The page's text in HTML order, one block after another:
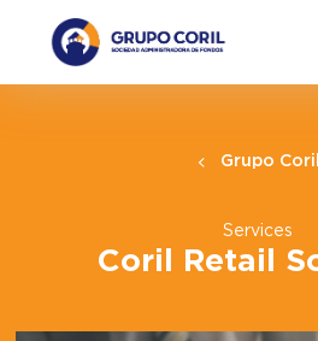
Grupo Coril
Services
Coril Retail